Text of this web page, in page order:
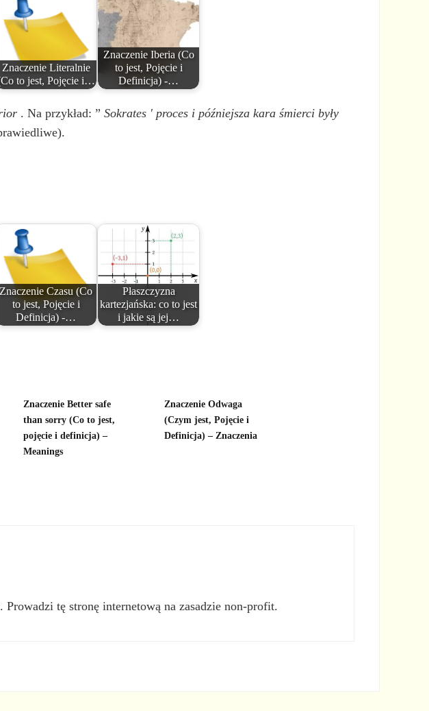
Znaczenie Literalnie
to jest, Pojęcie i…
Znaczenie Iberia (Co
to jest, Pojęcie i
Definicja) -…
. Na przykład: ”Sokrates ' proces i późniejsza kara śmierci były
Znaczenie Czasu (Co
to jest, Pojęcie i
Definicja) -…
Płaszczyzna
kartezjańska: co to jest
i jakie są jej…
Znaczenie Better safe
than sorry (Co to jest,
pojęcie i definicja) –
Meanings
Znaczenie Odwaga
(Czym jest, Pojęcie i
Definicja) – Znaczenia
tę stronę internetową na zasadzie non-profit.